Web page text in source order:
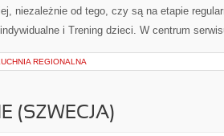
niezależnie od tego, czy są na etapie
i Trening dzieci. W centrum
REGIONALNA
(SZWECJA)